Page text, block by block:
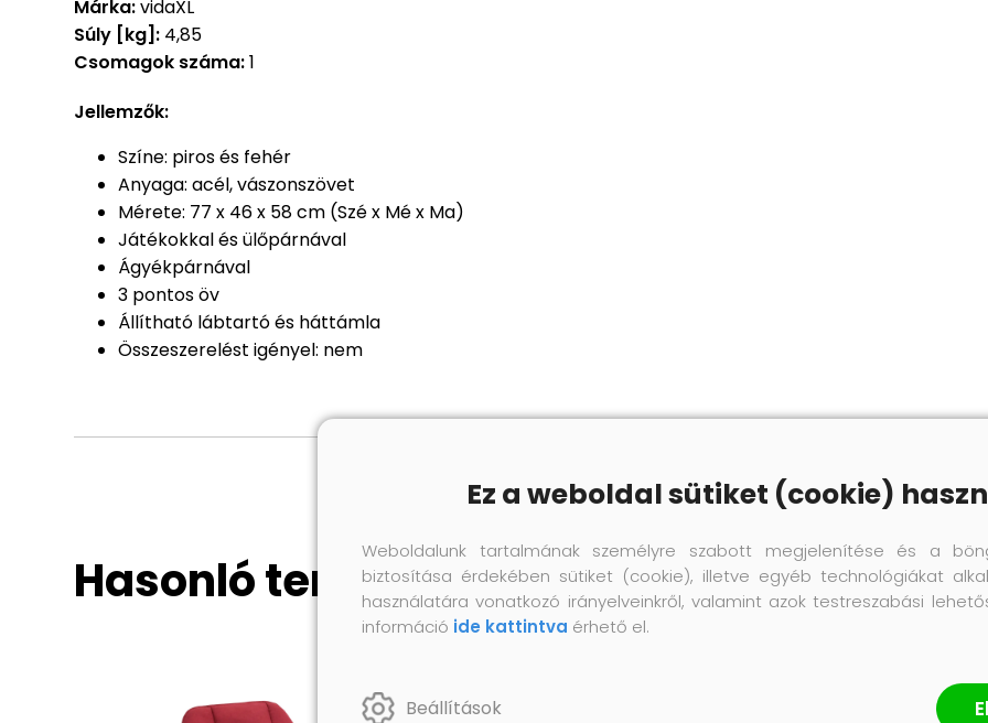
Márka:vidaXL
Súly [kg]: 4,85
Csomagok száma:1
Jellemzők:
Színe: piros és fehér
Anyaga: acél, vászonszövet
Mérete: 77 x 46 x 58 cm (Szé x Mé x Ma)
Játékokkal és ülőpárnával
Ágyékpárnával
3 pontos öv
Állítható lábtartó és háttámla
Összeszerelést igényel: nem
Hasonló termékek
Ez a weboldal sütiket (cookie)
Weboldalunk tartalmának személyre szabott megjelenítése és a
biztosítása érdekében sütiket (cookie), illetve egyéb technológiákat
használatára vonatkozó irányelveinkről, valamint azok testreszabási
információ ide kattintva érhető el.
Beállítások